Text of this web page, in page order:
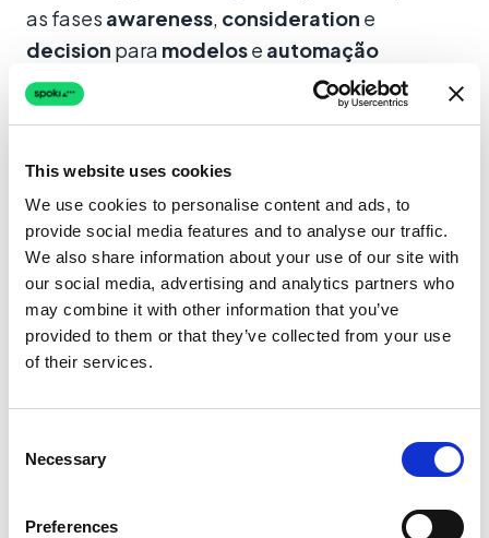
This website uses cookies
We use cookies to personalise content and ads, to
provide social media features and to analyse our traffic.
We also share information about your use of our site with
our social media, advertising and analytics partners who
may combine it with other information that you’ve
provided to them or that they’ve collected from your use
of their services.
Selection
Necessary
Preferences
as fases awareness, consideration e
decision para modelose automação
WhatsApp
mensagemcerta
chegue ao
certo na hora certa.
engagementeconversão
broadcastsgenéricos. Defina fases e gatilhos,
criemodelospor fase, configure aautomação
e meça aconversão. Comece com uma fase
(ex.:boas-vindas+ umlembrete), depois
adicione follow-upseofertas. Conheça as
funcionalidades Spoki
WhatsApp Business